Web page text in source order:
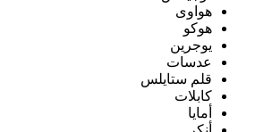
هواوى
هوكو
يوجرين
عدسات
قلم ستايلس
كابلات
أمايا